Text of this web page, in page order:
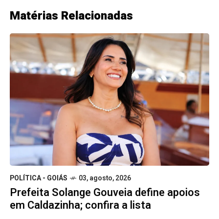
Matérias Relacionadas
POLÍTICA - GOIÁS 03, agosto, 2026
Prefeita Solange Gouveia define apoios
em Caldazinha; confira a lista